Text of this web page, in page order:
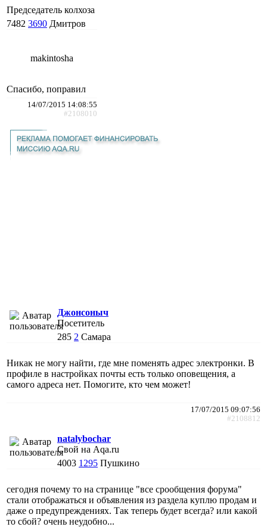
Председатель колхоза
7482 3690 Дмитров
makintosha
Спасибо, поправил
14/07/2015 14:08:55
#2108010
Джонсоныч
Посетитель
285 2 Самара
Никак не могу найти, где мне поменять адрес электронки. В
профиле в настройках почты есть только оповещения, а
самого адреса нет. Помогите, кто чем может!
17/07/2015 09:07:56
#2108812
natalybochar
Свой на Aqa.ru
4003 1295 Пушкино
сегодня почему то на странице "все срообщения форума"
стали отображаться и объявления из раздела куплю продам и
даже о предупреждениях. Так теперь будет всегда? или какой
то сбой? очень неудобно...